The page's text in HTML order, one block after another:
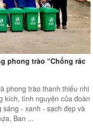
phong trào “Chống rác
phong trào thanh thiếu nhi
kích, tình nguyện của đoàn
- xanh - sạch đẹp và
Ban ...